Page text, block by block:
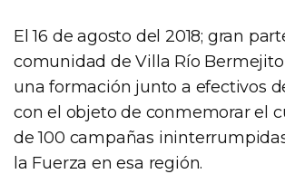
El 16 de agosto del 2018; gran
comunidad de Villa Río
una formación junto a efectivos
con el objeto de conmemorar el
de 100 campañas
la Fuerza en esa región.